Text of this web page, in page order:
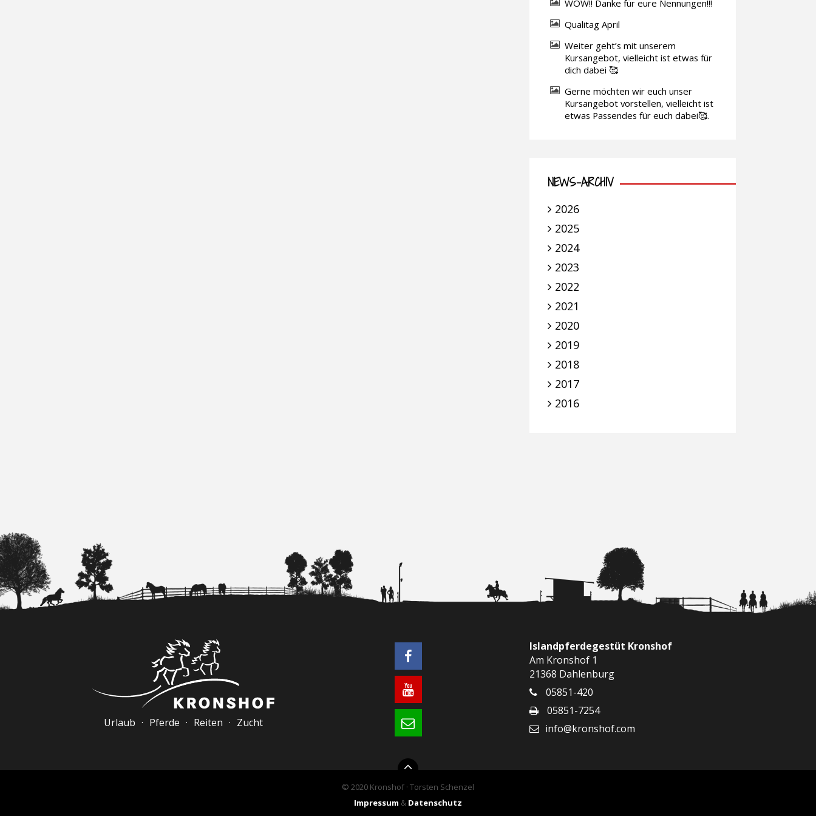
WOW!! Danke für eure Nennungen!!!
Qualitag April
Weiter geht’s mit unserem
Kursangebot, vielleicht ist etwas für
dich dabei 🥰
Gerne möchten wir euch unser
Kursangebot vorstellen, vielleicht ist
etwas Passendes für euch dabei🥰.
NEWS-ARCHIV
2026
2025
2024
2023
2022
2021
2020
2019
2018
2017
2016
Urlaub · Pferde · Reiten · Zucht
Islandpferdegestüt Kronshof
Am Kronshof 1
21368 Dahlenburg
05851-420
05851-7254
info@kronshof.com
© 2020 Kronshof · Torsten Schenzel
Impressum & Datenschutz